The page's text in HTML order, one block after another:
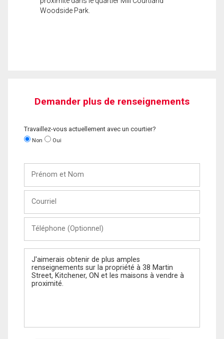
Woodside Park.
Demander plus de renseignements
Travaillez-vous actuellement avec un courtier?
Non Oui
Nom
(Optionnel)
Message